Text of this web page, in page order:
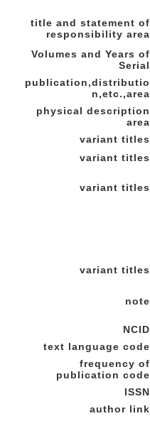
title and statement of
responsibility area
Volumes and Years of
Serial
publication,distributio
n,etc.,area
physical description
area
variant titles
variant titles
variant titles
variant titles
note
NCID
text language code
frequency of
publication code
ISSN
author link